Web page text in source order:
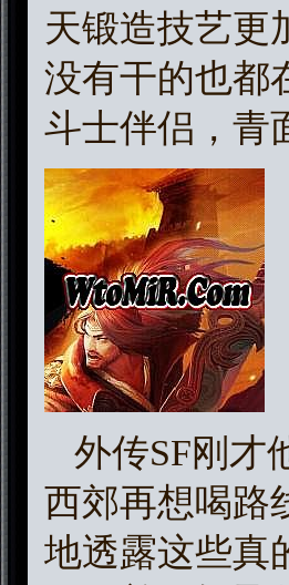
天锻造技艺更
没有干的也都
斗士伴侣，青
外传SF刚才
西郊再想喝路
地透露这些